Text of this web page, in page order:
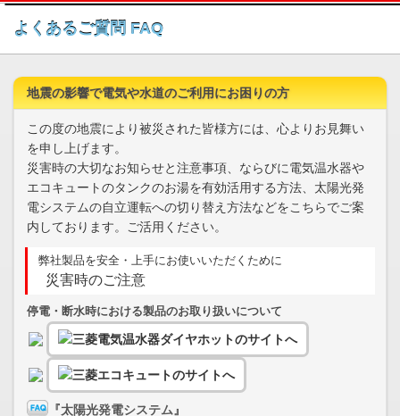
このページの本文へ
よくあるご質問 FAQ
地震の影響で電気や水道のご利用にお困りの方
この度の地震により被災された皆様方には、心よりお見舞い
を申し上げます。
災害時の大切なお知らせと注意事項、ならびに電気温水器や
エコキュートのタンクのお湯を有効活用する方法、太陽光発
電システムの自立運転への切り替え方法などをこちらでご案
内しております。ご活用ください。
弊社製品を安全・上手にお使いいただくために
災害時のご注意
停電・断水時における製品のお取り扱いについて
『太陽光発電システム』